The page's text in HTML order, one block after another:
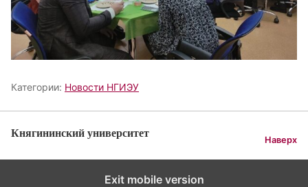
Категории: Новости НГИЭУ
Княгининский университет Наверх
Exit mobile version